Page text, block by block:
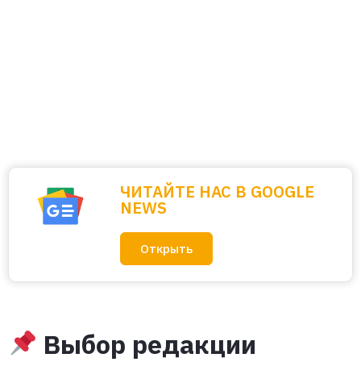
ЧИТАЙТЕ НАС В GOOGLE
NEWS
Открыть
Выбор редакции